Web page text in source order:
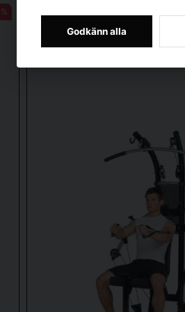
Godkänn alla